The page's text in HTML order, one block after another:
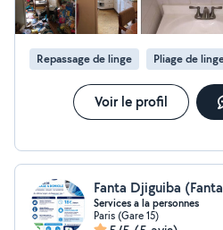
Repassage de linge Pliage de
Voir le profil
Fanta Djiguiba
Services a la personnes
Paris (Gare 15)